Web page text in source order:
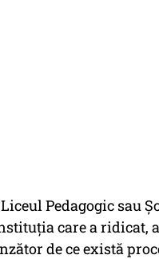
Pedagogic sau
care a
de ce există